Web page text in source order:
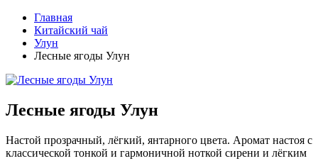
Главная
Китайский чай
Улун
Лесные ягоды Улун
Лесные ягоды Улун
Настой прозрачный, лёгкий, янтарного цвета. Аромат настоя с
классической тонкой и гармоничной ноткой сирени и лёгким